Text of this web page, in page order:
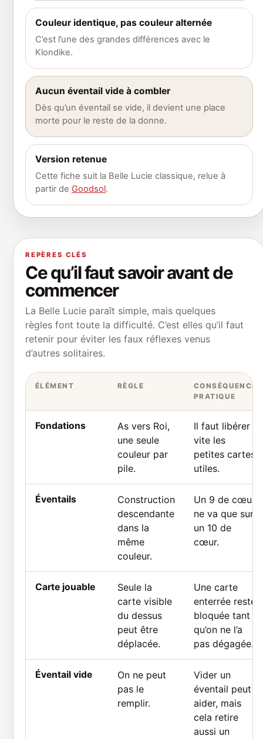
Couleur identique, pas couleur alternée
C’est l’une des grandes différences avec le
Klondike.
Aucun éventail vide à combler
Dès qu’un éventail se vide, il devient une place
morte pour le reste de la donne.
Version retenue
Cette fiche suit la Belle Lucie classique, relue à
partir de Goodsol.
REPÈRES CLÉS
Ce qu’il faut savoir avant de
commencer
La Belle Lucie paraît simple, mais quelques
règles font toute la difficulté. C’est elles qu’il faut
retenir pour éviter les faux réflexes venus
d’autres solitaires.
ÉLÉMENT RÈGLE
CONSÉQUENCE
PRATIQUE
Fondations
As vers Roi,
une seule
couleur par
pile.
Il faut libérer
vite les
petites cartes
utiles.
Éventails
Construction
descendante
dans la
même
couleur.
Un 9 de cœur
ne va que sur
un 10 de
cœur.
Carte jouable
Seule la
carte visible
du dessus
peut être
déplacée.
Une carte
enterrée reste
bloquée tant
qu’on ne l’a
pas dégagée.
Éventail vide
On ne peut
pas le
remplir.
Vider un
éventail peut
aider, mais
cela retire
aussi un